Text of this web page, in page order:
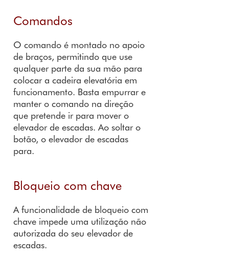
Comandos
O comando é montado no apoio
de braços, permitindo que use
qualquer parte da sua mão para
colocar a cadeira elevatória em
funcionamento. Basta empurrar e
manter o comando na direção
que pretende ir para mover o
elevador de escadas. Ao soltar o
botão, o elevador de escadas
para.
Bloqueio com chave
A funcionalidade de bloqueio com
chave impede uma utilização não
autorizada do seu elevador de
escadas.